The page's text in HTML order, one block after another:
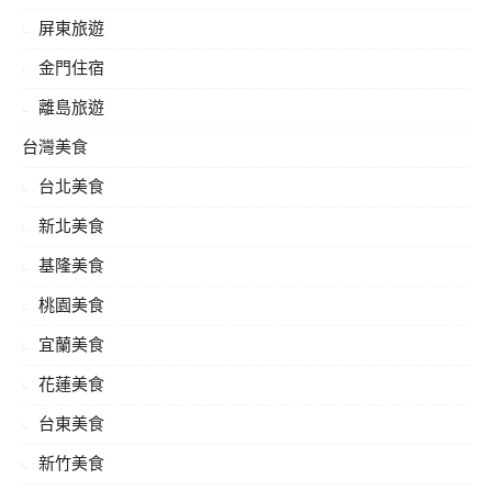
屏東旅遊
金門住宿
離島旅遊
台灣美食
台北美食
新北美食
基隆美食
桃園美食
宜蘭美食
花蓮美食
台東美食
新竹美食